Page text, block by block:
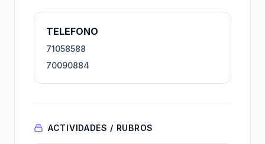
TELEFONO
71058588
70090884
ACTIVIDADES / RUBROS